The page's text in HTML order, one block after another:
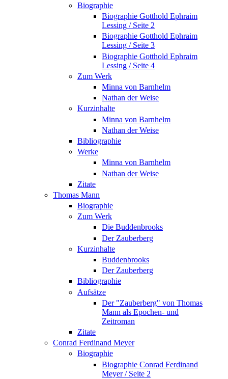
Biographie
Biographie Gotthold Ephraim
Lessing / Seite 2
Biographie Gotthold Ephraim
Lessing / Seite 3
Biographie Gotthold Ephraim
Lessing / Seite 4
Zum Werk
Minna von Barnhelm
Nathan der Weise
Kurzinhalte
Minna von Barnhelm
Nathan der Weise
Bibliographie
Werke
Minna von Barnhelm
Nathan der Weise
Zitate
Thomas Mann
Biographie
Zum Werk
Die Buddenbrooks
Der Zauberberg
Kurzinhalte
Buddenbrooks
Der Zauberberg
Bibliographie
Aufsätze
Der "Zauberberg" von Thomas
Mann als Epochen- und
Zeitroman
Zitate
Conrad Ferdinand Meyer
Biographie
Biographie Conrad Ferdinand
Meyer / Seite 2